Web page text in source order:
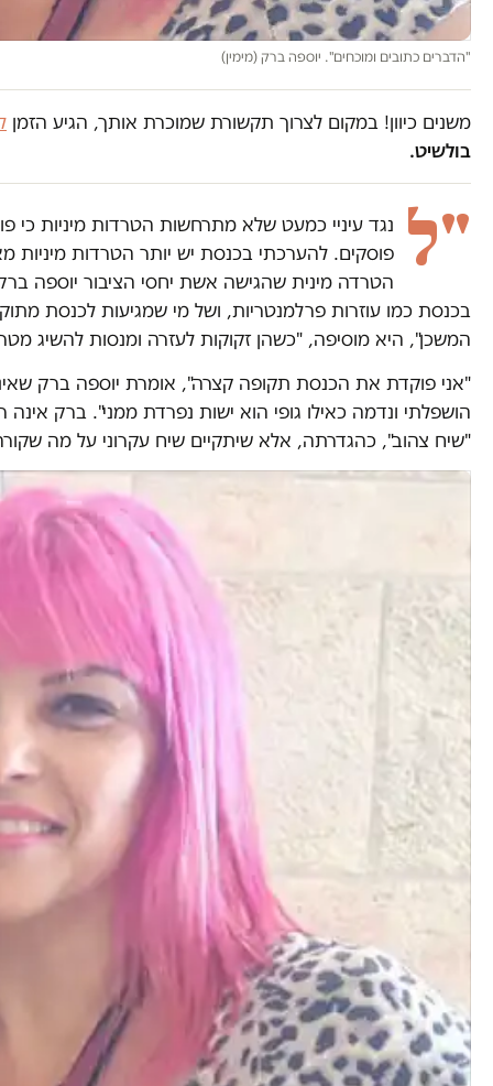
"הדברים כתובים ומוכחים". יוספה ברק (מימין)
משנים כיוון! במקום לצרוך תקשורת שמוכרת אותך, הגיע הזמן
בולשיט.
"ל
נגד עיניי כמעט שלא מתרחשות הטרדות מיניות כי
פוסקים. להערכתי בכנסת יש יותר הטרדות מיניות
הטרדה מינית שהגישה אשת יחסי הציבור יוספה
בכנסת כמו עוזרות פרלמנטריות, ושל מי שמגיעות לכנסת
המשכן", היא מוסיפה, "כשהן זקוקות לעזרה ומנסות להשיג
"אני פוקדת את הכנסת תקופה קצרה", אומרת יוספה ברק
הושפלתי ונדמה כאילו גופי הוא ישות נפרדת ממני". ברק
"שיח צהוב", כהגדרתה, אלא שיתקיים שיח עקרוני על מה